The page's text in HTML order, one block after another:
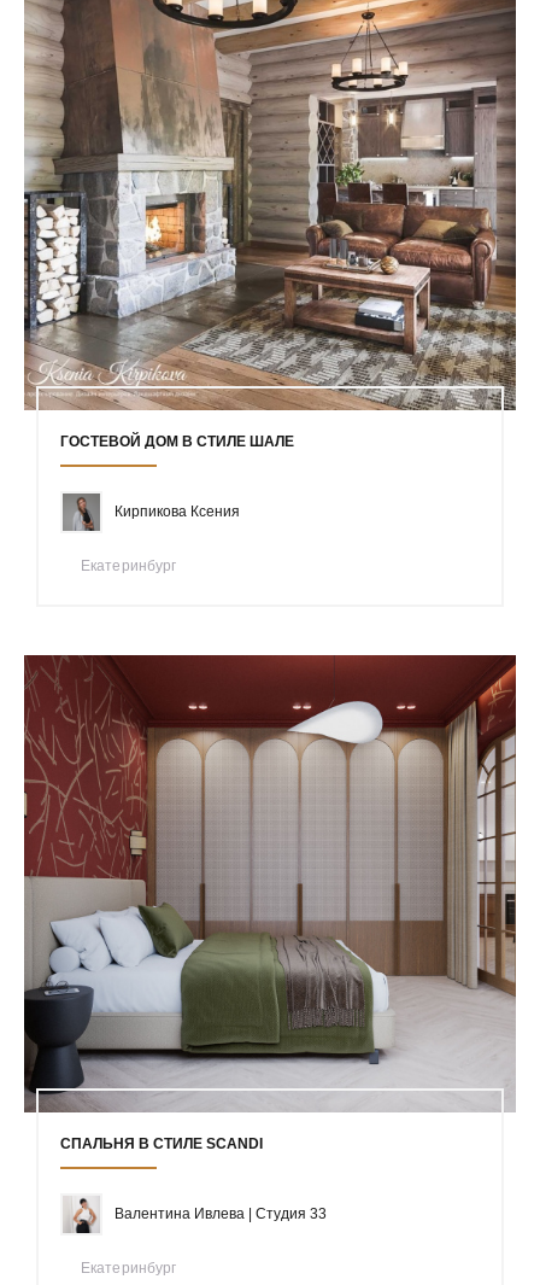
ГОСТЕВОЙ ДОМ В СТИЛЕ ШАЛЕ
Кирпикова Ксения
Екатеринбург
СПАЛЬНЯ В СТИЛЕ SCANDI
Валентина Ивлева | Студия 33
Екатеринбург